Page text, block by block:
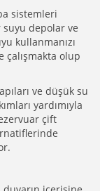
sistemleri
depolar ve
kullanmanızı
çalışmakta olup
ve düşük su
yardımıyla
çift